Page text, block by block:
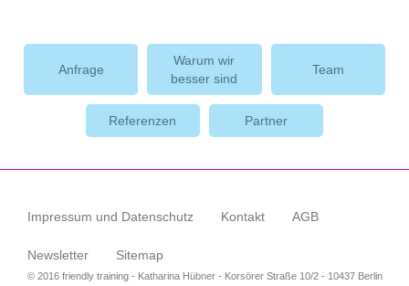
Anfrage
Warum wir
besser sind
Team
Referenzen Partner
Impressum und Datenschutz Kontakt AGB
Newsletter Sitemap
© 2016 friendly training - Katharina Hübner - Korsörer Straße 10/2 - 10437 Berlin